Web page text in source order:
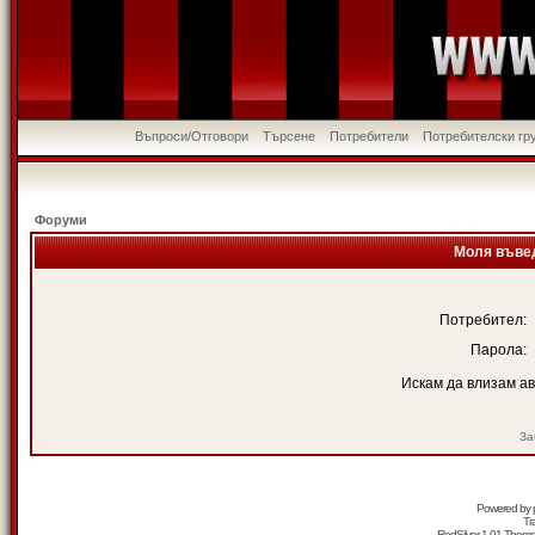
Въпроси/Отговори Търсене Потребители Потребителски
Форуми
Моля
Потребител:
Парола:
Искам да влизам
Powered by